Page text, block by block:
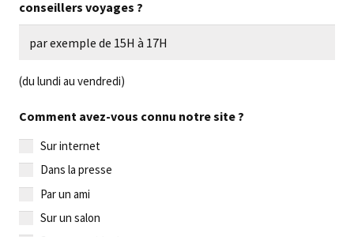
conseillers voyages ?
(du lundi au vendredi)
Comment avez-vous connu notre site ?
Sur internet
Dans la presse
Par un ami
Sur un salon